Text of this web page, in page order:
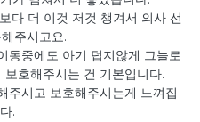
다 더 이것 저것 챙겨서 의사 선
주시고요.
동중에도 아기 덥지않게 그늘로
호해주시는 건 기본입니다.
주시고 보호해주시는게 느껴집
.